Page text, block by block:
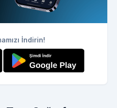
İndirin!